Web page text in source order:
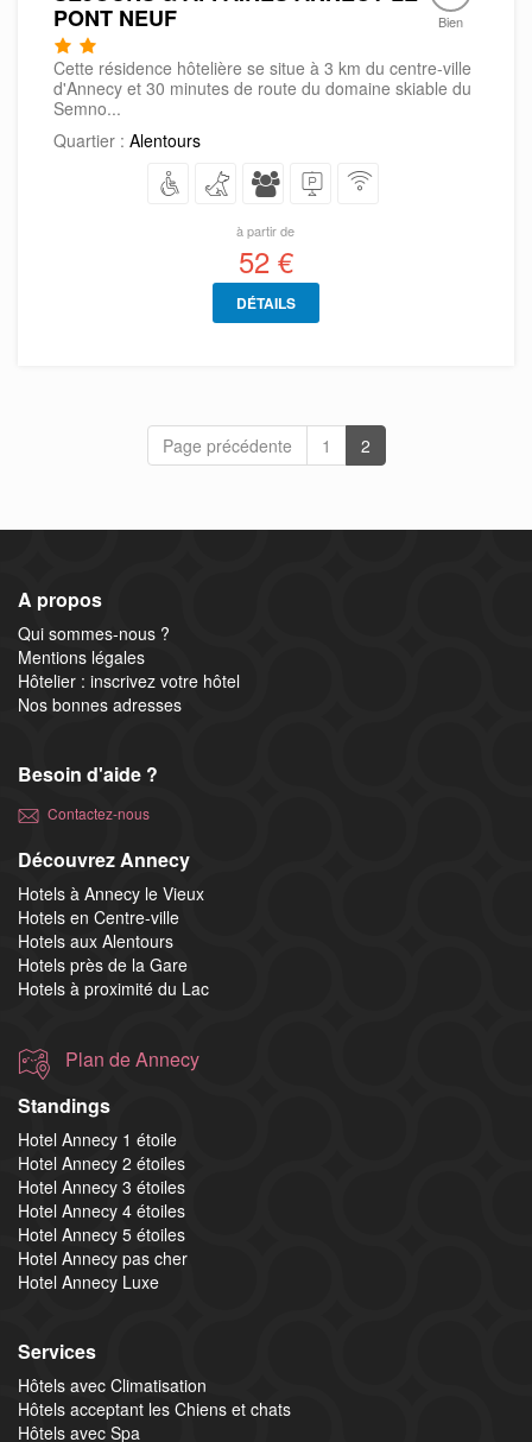
PONT NEUF
Bien
Cette résidence hôtelière se situe à 3 km du centre-ville
d'Annecy et 30 minutes de route du domaine skiable du
Semno...
Quartier : Alentours
à partir de
52 €
DÉTAILS
Page précédente 1 2
A propos
Qui sommes-nous ?
Mentions légales
Hôtelier : inscrivez votre hôtel
Nos bonnes adresses
Besoin d'aide ?
Contactez-nous
Découvrez Annecy
Hotels à Annecy le Vieux
Hotels en Centre-ville
Hotels aux Alentours
Hotels près de la Gare
Hotels à proximité du Lac
Plan de Annecy
Standings
Hotel Annecy 1 étoile
Hotel Annecy 2 étoiles
Hotel Annecy 3 étoiles
Hotel Annecy 4 étoiles
Hotel Annecy 5 étoiles
Hotel Annecy pas cher
Hotel Annecy Luxe
Services
Hôtels avec Climatisation
Hôtels acceptant les Chiens et chats
Hôtels avec Spa